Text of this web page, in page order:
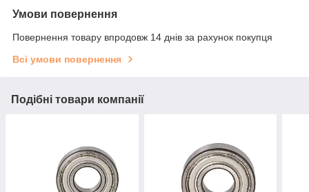
Умови повернення
Повернення товару впродовж 14 днів за рахунок покупця
Всі умови повернення
Подібні товари компанії